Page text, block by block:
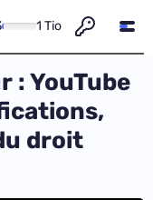
1 Tio
: YouTube
droit